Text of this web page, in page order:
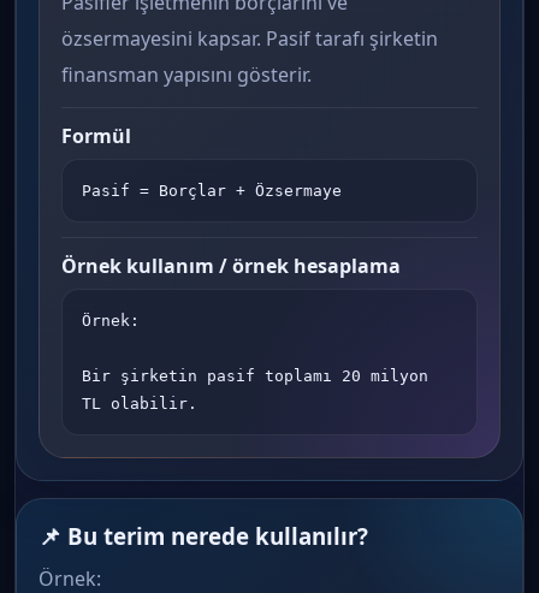
özsermayesini kapsar. Pasif tarafı şirketin
finansman yapısını gösterir.
Formül
Pasif = Borçlar + Özsermaye
Örnek kullanım / örnek hesaplama
Örnek:
Bir şirketin pasif toplamı 20 milyon
TL olabilir.
📌 Bu terim nerede kullanılır?
Örnek: